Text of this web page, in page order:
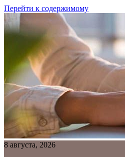
Перейти к содержимому
8 августа, 2026